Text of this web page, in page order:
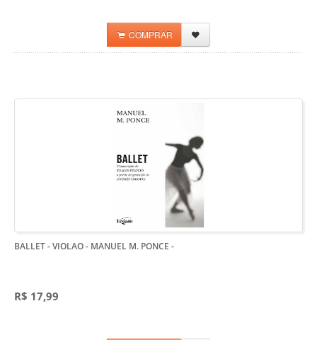
COMPRAR
BALLET - VIOLAO - MANUEL M. PONCE -
R$ 17,99